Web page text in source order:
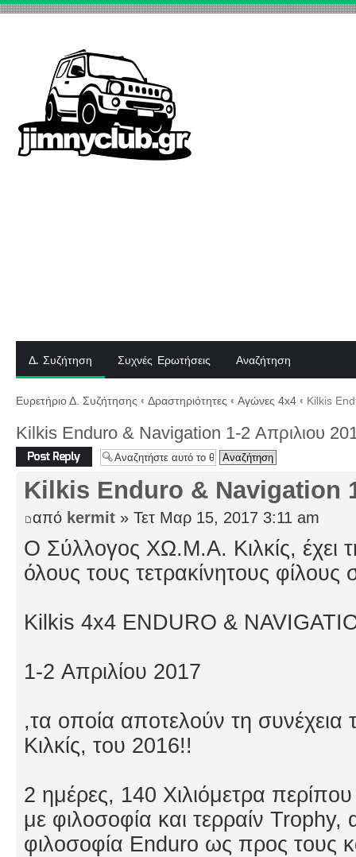
Δ. Συζήτηση Συχνές Ερωτήσεις Αναζήτηση
Ευρετήριο Δ. Συζήτησης ‹ Δραστηριότητες ‹ Αγώνες 4x4 ‹ Kilkis
Kilkis Enduro & Navigation 1-2 Απριλιου
Δημιουργία
απάντησης
Kilkis Enduro & Navigation
από kermit » Τετ Μαρ 15, 2017 3:11 am
Ο Σύλλογος ΧΩ.Μ.Α. Κιλκίς, έχει
όλους τους τετρακίνητους φίλους
Kilkis 4x4 ENDURO &
1-2 Απριλίου 2017
,τα οποία αποτελούν τη
Κιλκίς, του 2016!!
2 ημέρες, 140 Χιλιόμετρα
με φιλοσοφία και τερραίν Trophy,
φιλοσοφία Enduro ως προς τους